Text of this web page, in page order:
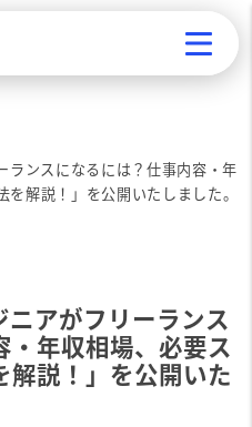
ランスになるには？仕事内容・年
解説！」を公開いたしました。
ニアがフリーランス
・年収相場、必要ス
解説！」を公開いた